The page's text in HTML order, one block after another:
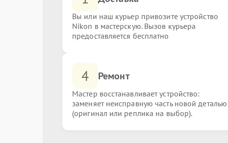
Вы или наш курьер привозите устройство
Nikon в мастерскую. Вызов курьера
предоставляется бесплатно
4 Ремонт
Мастер восстанавливает устройство:
заменяет неисправную часть новой деталью
(оригинал или реплика на выбор).